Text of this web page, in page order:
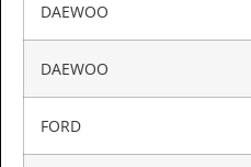
DAEWOO
DAEWOO
FORD